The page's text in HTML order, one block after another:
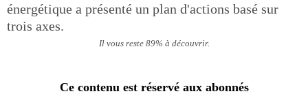
énergétique a présenté un plan d'actions basé sur
trois axes.
Il vous reste 89% à découvrir.
Ce contenu est réservé aux abonnés